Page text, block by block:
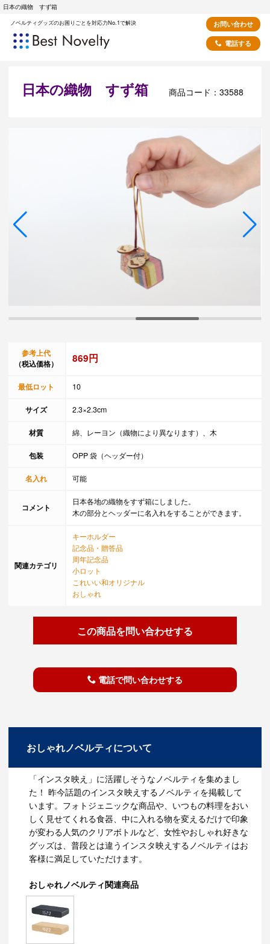
日本の織物 すず箱
ノベルティグッズのお困りごとを対応力No.1で解決
お問い合わせ
電話する
日本の織物 すず箱 商品コード：33588
参考上代
（税込価格）
869円
最低ロット 10
サイズ 2.3×2.3cm
材質 綿、レーヨン（織物により異なります）、木
包装 OPP 袋（ヘッダー付）
名入れ 可能
コメント
日本各地の織物をすず箱にしました。
木の部分とヘッダーに名入れをすることができます。
関連カテゴリ
キーホルダー
記念品・贈答品
周年記念品
小ロット
これいい和オリジナル
おしゃれ
この商品を問い合わせする
電話で問い合わせする
おしゃれノベルティについて
「インスタ映え」に活躍しそうなノベルティを集めまし
た！ 昨今話題のインスタ映えするノベルティを掲載して
います。フォトジェニックな商品や、いつもの料理をおい
しく見せてくれる食器、中に入れる物を変えるだけで印象
が変わる人気のクリアボトルなど、女性やおしゃれ好きな
グッズは、普段とは違うインスタ映えするノベルティはお
客様に満足していただけます。
おしゃれノベルティ関連商品